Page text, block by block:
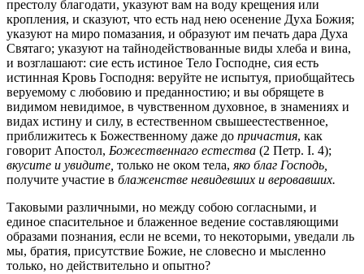
престолу благодати, указуют вам на воду крещения или
кропления, и сказуют, что есть над нею осенение Духа Божия;
указуют на миро помазания, и образуют им печать дара Духа
Святаго; указуют на тайнодействованные виды хлеба и вина,
и возглашают: сие есть истиное Тело Господне, сия есть
истинная Кровь Господня: веруйте не испытуя, приобщайтесь
веруемому с любовию и преданностию; и вы обрящете в
видимом невидимое, в чувственном духовное, в знамениях и
видах истину и силу, в естественном свышеестественное,
приближитесь к Божественному даже до причастия, как
говорит Апостол, Божественнаго естества (2 Петр. I. 4);
вкусите и увидите, только не оком тела, яко благ Господь,
получите участие в блаженстве невидевших и веровавших.
Таковыми различными, но между собою согласными, и
единое спасительное и блаженное ведение составляющими
образами познания, если не всеми, то некоторыми, уведали ль
мы, братия, присутствие Божие, не словесно и мысленно
только, но действительно и опытно?